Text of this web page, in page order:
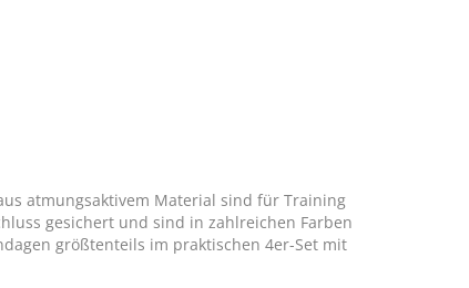
atmungsaktivem Material sind für Training
gesichert und sind in zahlreichen Farben
größtenteils im praktischen 4er-Set mit